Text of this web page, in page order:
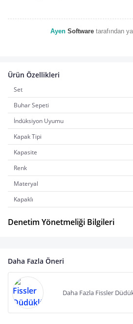
Ayen Software tarafından
Ürün Özellikleri
Set
Buhar Sepeti
İndüksiyon Uyumu
Kapak Tipi
Kapasite
Renk
Materyal
Kapaklı
Denetim Yönetmeliği Bilgileri
Daha Fazla Öneri
Daha Fazla Fissler